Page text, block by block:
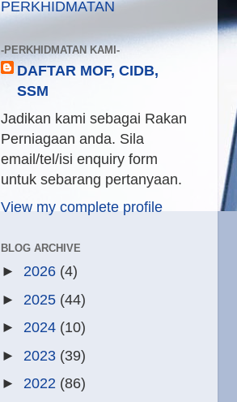
PERKHIDMATAN
-PERKHIDMATAN KAMI-
DAFTAR MOF, CIDB,
SSM
Jadikan kami sebagai Rakan
Perniagaan anda. Sila
email/tel/isi enquiry form
untuk sebarang pertanyaan.
View my complete profile
BLOG ARCHIVE
► 2026 (4)
► 2025 (44)
► 2024 (10)
► 2023 (39)
► 2022 (86)